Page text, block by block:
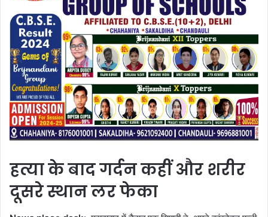
हत्या के बाद गर्दन कहीं और शरीर
दूसरे स्थान लर फेका